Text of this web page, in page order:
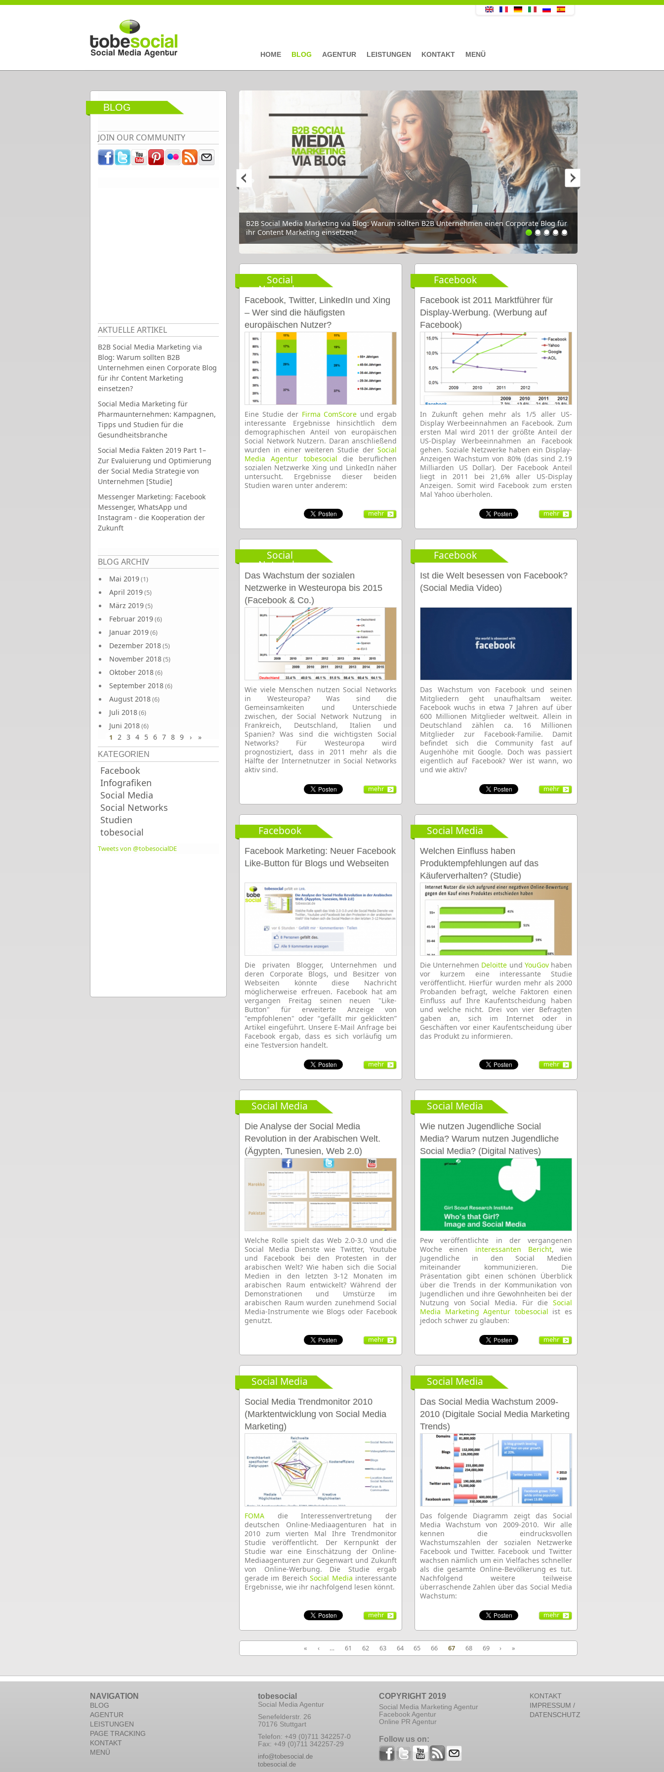
Direkt zum Inhalt
HOME BLOG AGENTUR LEISTUNGEN KONTAKT MENÜ
BLOG
JOIN OUR COMMUNITY
AKTUELLE ARTIKEL
B2B Social Media Marketing via
Blog: Warum sollten B2B
Unternehmen einen Corporate Blog
für ihr Content Marketing
einsetzen?
Social Media Marketing für
Pharmaunternehmen: Kampagnen,
Tipps und Studien für die
Gesundheitsbranche
Social Media Fakten 2019 Part 1–
Zur Evaluierung und Optimierung
der Social Media Strategie von
Unternehmen [Studie]
Messenger Marketing: Facebook
Messenger, WhatsApp und
Instagram - die Kooperation der
Zukunft
BLOG ARCHIV
Mai 2019(1)
April 2019(5)
März 2019(5)
Februar 2019(6)
Januar 2019(6)
Dezember 2018(5)
November 2018(5)
Oktober 2018(6)
September 2018(6)
August 2018(6)
Juli 2018(6)
Juni 2018(6)
Seiten
1 2 3 4 5 6 7 8 9 › »
KATEGORIEN
Facebook
Infografiken
Social Media
Social Networks
Studien
tobesocial
Tweets von @tobesocialDE
B2B Social Media Marketing via Blog: Warum sollten B2B Unternehmen einen Corporate Blog für
ihr Content Marketing einsetzen?
Social Media Marketing für Pharmaunternehmen: Kampagnen, Tipps und Studien für die
Gesundheitsbranche
Social
Networks
Facebook, Twitter, LinkedIn und Xing
– Wer sind die häufigsten
europäischen Nutzer?
Eine Studie der Firma ComScore und ergab
interessante Ergebnisse hinsichtlich dem
demographischen Anteil von europäischen
Social Network Nutzern. Daran anschließend
wurden in einer weiteren Studie der Social
Media Agentur tobesocial die beruflichen
sozialen Netzwerke Xing und LinkedIn näher
untersucht. Ergebnisse dieser beiden
Studien waren unter anderem:
mehr
Facebook
Facebook ist 2011 Marktführer für
Display-Werbung. (Werbung auf
Facebook)
In Zukunft gehen mehr als 1/5 aller US-
Display Werbeeinnahmen an Facebook. Zum
ersten Mal wird 2011 der größte Anteil der
US-Display Werbeeinnahmen an Facebook
gehen. Soziale Netzwerke haben ein Display-
Anzeigen Wachstum von 80% (das sind 2.19
Milliarden US Dollar). Der Facebook Anteil
liegt in 2011 bei 21,6% aller US-Display
Anzeigen. Somit wird Facebook zum ersten
Mal Yahoo überholen.
mehr
Social
Networks
Das Wachstum der sozialen
Netzwerke in Westeuropa bis 2015
(Facebook & Co.)
Wie viele Menschen nutzen Social Networks
in Westeuropa? Was sind die
Gemeinsamkeiten und Unterschiede
zwischen, der Social Network Nutzung in
Frankreich, Deutschland, Italien und
Spanien? Was sind die wichtigsten Social
Networks? Für Westeuropa wird
prognostiziert, dass in 2011 mehr als die
Hälfte der Internetnutzer in Social Networks
aktiv sind.
mehr
Facebook
Ist die Welt besessen von Facebook?
(Social Media Video)
Das Wachstum von Facebook und seinen
Mitgliedern geht unaufhaltsam weiter.
Facebook wuchs in etwa 7 Jahren auf über
600 Millionen Mitglieder weltweit. Allein in
Deutschland zählen ca. 16 Millionen
Mitglieder zur Facebook-Familie. Damit
befindet sich die Community fast auf
Augenhöhe mit Google. Doch was passiert
eigentlich auf Facebook? Wer ist wann, wo
und wie aktiv?
mehr
Facebook
Facebook Marketing: Neuer Facebook
Like-Button für Blogs und Webseiten
Die privaten Blogger, Unternehmen und
deren Corporate Blogs, und Besitzer von
Webseiten könnte diese Nachricht
möglicherweise erfreuen. Facebook hat am
vergangen Freitag seinen neuen "Like-
Button" für erweiterte Anzeige von
"empfohlenen" oder “gefällt mir geklickten”
Artikel eingeführt. Unsere E-Mail Anfrage bei
Facebook ergab, dass es sich vorläufig um
eine Testversion handelt.
mehr
Social Media
Welchen Einfluss haben
Produktempfehlungen auf das
Käuferverhalten? (Studie)
Die Unternehmen Deloitte und YouGovhaben
vor kurzem eine interessante Studie
veröffentlicht. Hierfür wurden mehr als 2000
Probanden befragt, welche Faktoren einen
Einfluss auf Ihre Kaufentscheidung haben
und welche nicht. Drei von vier Befragten
gaben an, sich im Internet oder in
Geschäften vor einer Kaufentscheidung über
das Produkt zu informieren.
mehr
Social Media
Die Analyse der Social Media
Revolution in der Arabischen Welt.
(Ägypten, Tunesien, Web 2.0)
Welche Rolle spielt das Web 2.0-3.0 und die
Social Media Dienste wie Twitter, Youtube
und Facebook bei den Protesten in der
arabischen Welt? Wie haben sich die Social
Medien in den letzten 3-12 Monaten im
arabischen Raum entwickelt? Während der
Demonstrationen und Umstürze im
arabischen Raum wurden zunehmend Social
Media-Instrumente wie Blogs oder Facebook
genutzt.
mehr
Social Media
Wie nutzen Jugendliche Social
Media? Warum nutzen Jugendliche
Social Media? (Digital Natives)
Pew veröffentlichte in der vergangenen
Woche einen interessanten Bericht, wie
Jugendliche in den Social Medien
miteinander kommunizieren. Die
Präsentation gibt einen schönen Überblick
über die Trends in der Kommunikation von
Jugendlichen und ihre Gewohnheiten bei der
Nutzung von Social Media. Für die Social
Media Marketing Agentur tobesocial ist es
jedoch schwer zu glauben:
mehr
Social Media
Social Media Trendmonitor 2010
(Marktentwicklung von Social Media
Marketing)
FOMA die Interessenvertretung der
deutschen Online-Mediaagenturen hat in
2010 zum vierten Mal Ihre Trendmonitor
Studie veröffentlicht. Der Kernpunkt der
Studie war eine Einschätzung der Online-
Mediaagenturen zur Gegenwart und Zukunft
von Online-Werbung. Die Studie ergab
gerade im BereichSocial Media interessante
Ergebnisse, wie ihr nachfolgend lesen könnt.
mehr
Social Media
Das Social Media Wachstum 2009-
2010 (Digitale Social Media Marketing
Trends)
Das folgende Diagramm zeigt das Social
Media Wachstum von 2009-2010. Wir alle
kennen die eindrucksvollen
Wachstumszahlen der sozialen Netzwerke
Facebook und Twitter. Facebook und Twitter
wachsen nämlich um ein Vielfaches schneller
als die gesamte Online-Bevölkerung es tut.
Nachfolgend weitere teilweise
überraschende Zahlen über das Social Media
Wachstum:
mehr
« ‹ … 61 62 63 64 65 66 67 68 69 › »
NAVIGATION
BLOG
AGENTUR
LEISTUNGEN
PAGE TRACKING
KONTAKT
MENÜ
tobesocial
Social Media Agentur
Senefelderstr. 26
70176 Stuttgart
Telefon: +49 (0)711 342257-0
Fax: +49 (0)711 342257-29
info@tobesocial.de
tobesocial.de
COPYRIGHT 2019
Social Media Marketing Agentur
Facebook Agentur
Online PR Agentur
Follow us on:
KONTAKT
IMPRESSUM /
DATENSCHUTZ